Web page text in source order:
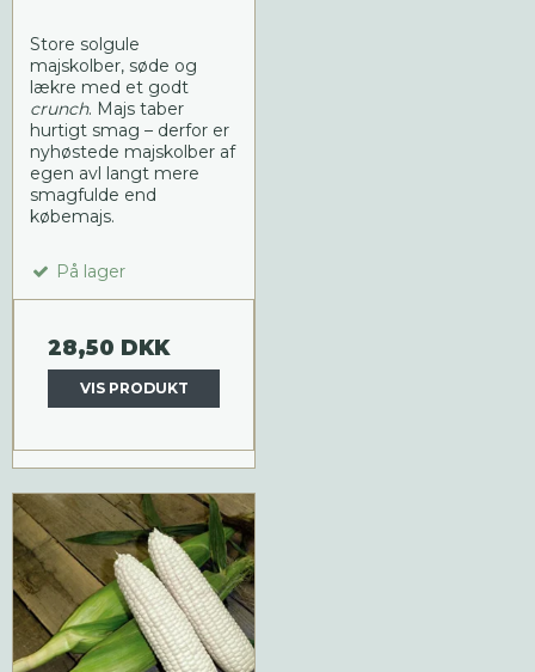
Store solgule
majskolber, søde og
lækre med et godt
crunch. Majs taber
hurtigt smag – derfor er
nyhøstede majskolber af
egen avl langt mere
smagfulde end
købemajs.
På lager
28,50 DKK
VIS PRODUKT